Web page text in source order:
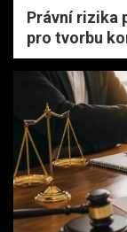
Právní rizika
pro tvorbu